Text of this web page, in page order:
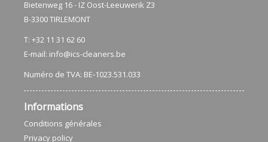
Bietenweg 16 - IZ Oost-Leeuwerik Z3
​B-3300 TIRLEMONT
T: +32 11 31 62 60
E-mail: info@ics-cleaners.be
Numéro de TVA: BE-1023.531.033
Informations
Conditions générales
Privacy policy